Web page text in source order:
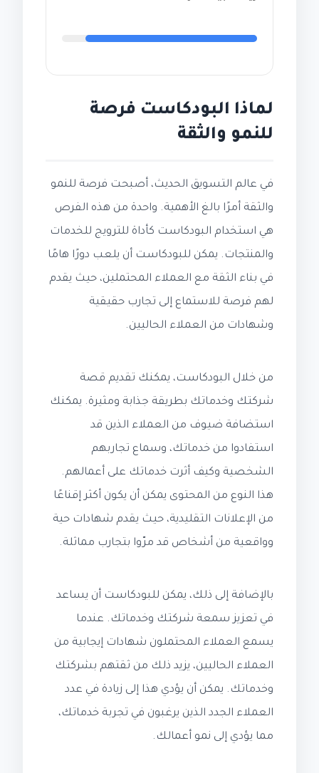
لماذا البودكاست فرصة
للنمو والثقة
في عالم التسويق الحديث، أصبحت فرصة للنمو
والثقة أمرًا بالغ الأهمية. واحدة من هذه الفرص
هي استخدام البودكاست كأداة للترويج للخدمات
والمنتجات. يمكن للبودكاست أن يلعب دورًا هامًا
في بناء الثقة مع العملاء المحتملين، حيث يقدم
لهم فرصة للاستماع إلى تجارب حقيقية
وشهادات من العملاء الحاليين.
من خلال البودكاست، يمكنك تقديم قصة
شركتك وخدماتك بطريقة جذابة ومثيرة. يمكنك
استضافة ضيوف من العملاء الذين قد
استفادوا من خدماتك، وسماع تجاربهم
الشخصية وكيف أثرت خدماتك على أعمالهم.
هذا النوع من المحتوى يمكن أن يكون أكثر إقناعًا
من الإعلانات التقليدية، حيث يقدم شهادات حية
وواقعية من أشخاص قد مرّوا بتجارب مماثلة.
بالإضافة إلى ذلك، يمكن للبودكاست أن يساعد
في تعزيز سمعة شركتك وخدماتك. عندما
يسمع العملاء المحتملون شهادات إيجابية من
العملاء الحاليين، يزيد ذلك من ثقتهم بشركتك
وخدماتك. يمكن أن يؤدي هذا إلى زيادة في عدد
العملاء الجدد الذين يرغبون في تجربة خدماتك،
مما يؤدي إلى نمو أعمالك.